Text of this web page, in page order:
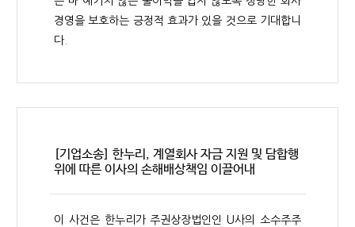
경영을 보호하는 긍정적 효과가 있을 것으로 기대합니
다.
[기업소송] 한누리, 계열회사 자금 지원 및 담합행
위에 따른 이사의 손해배상책임 이끌어내
이 사건은 한누리가 주권상장법인인 U사의 소수주주